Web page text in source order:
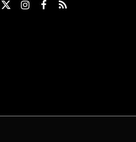
X
Instagram
Facebook
RSS